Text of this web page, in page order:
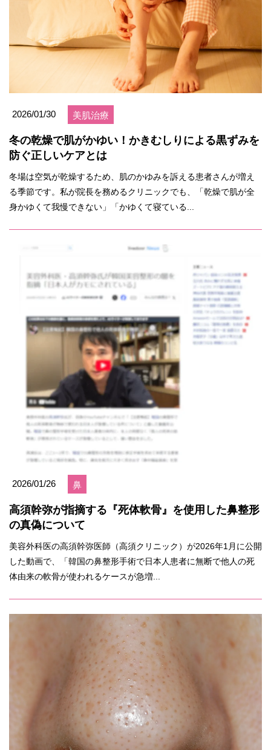
2026/01/30 美肌治療
冬の乾燥で肌がかゆい！かきむしりによる黒ずみを
防ぐ正しいケアとは
冬場は空気が乾燥するため、肌のかゆみを訴える患者さんが増え
る季節です。私が院長を務めるクリニックでも、「乾燥で肌が全
身かゆくて我慢できない」「かゆくて寝ている...
2026/01/26 鼻
高須幹弥が指摘する『死体軟骨』を使用した鼻整形
の真偽について
美容外科医の高須幹弥医師（高須クリニック）が2026年1月に公開
した動画で、「韓国の鼻整形手術で日本人患者に無断で他人の死
体由来の軟骨が使われるケースが急増...